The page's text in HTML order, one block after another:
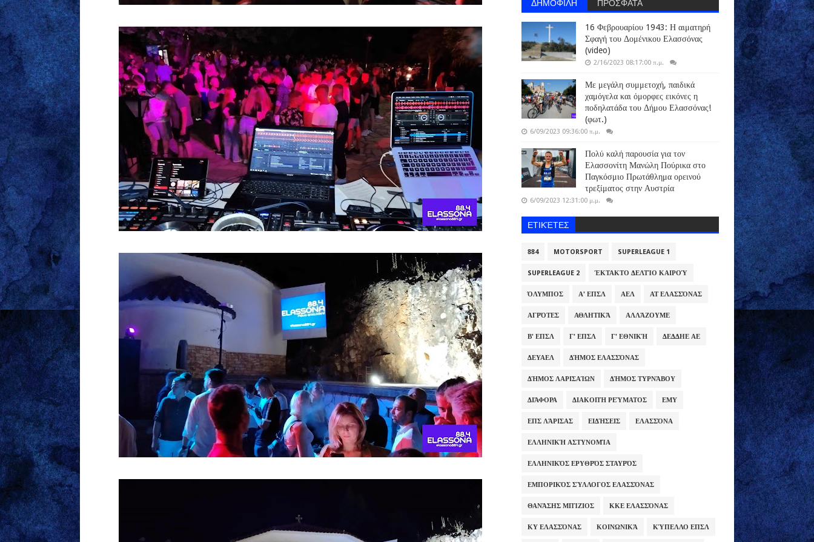
16 Φεβρουαρίου 1943: Η αιματηρή
Σφαγή του Δομένικου Ελασσόνας
(video)
2/16/2023 08:17:00 π.μ.
Με μεγάλη συμμετοχή, παιδικά
χαμόγελα και όμορφες εικόνες η
ποδηλατάδα του Δήμου Ελασσόνας!
(φωτ.)
6/09/2023 09:36:00 π.μ.
Πολύ καλή παρουσία για τον
Ελασσονίτη Μανώλη Πούρικα στο
Παγκόσμιο Πρωτάθλημα ορεινού
τρεξίματος στην Αυστρία
6/09/2023 12:31:00 μ.μ.
ΕΤΙΚΈΤΕΣ
884 MOTORSPORT SUPERLEAGUE 1
SUPERLEAGUE 2 ΈΚΤΑΚΤΟ ΔΕΛΤΊΟ ΚΑΙΡΟΎ
ΌΛΥΜΠΟΣ Α' ΕΠΣΛ ΑΕΛ ΑΤ ΕΛΑΣΣΌΝΑΣ
ΑΓΡΌΤΕΣ ΑΘΛΗΤΙΚΆ ΑΛΛΆΖΟΥΜΕ
Β' ΕΠΣΛ Γ' ΕΠΣΛ Γ' ΕΘΝΙΚΉ ΔΕΔΔΗΕ ΑΕ
ΔΕΥΑΕΛ ΔΉΜΟΣ ΕΛΑΣΣΌΝΑΣ
ΔΉΜΟΣ ΛΑΡΙΣΑΊΩΝ ΔΉΜΟΣ ΤΥΡΝΆΒΟΥ
ΔΙΆΦΟΡΑ ΔΙΑΚΟΠΉ ΡΕΎΜΑΤΟΣ ΕΜΥ
ΕΠΣ ΛΆΡΙΣΑΣ ΕΙΔΉΣΕΙΣ ΕΛΑΣΣΌΝΑ
ΕΛΛΗΝΙΚΉ ΑΣΤΥΝΟΜΊΑ
ΕΛΛΗΝΙΚΌΣ ΕΡΥΘΡΌΣ ΣΤΑΥΡΌΣ
ΕΜΠΟΡΙΚΌΣ ΣΎΛΛΟΓΟΣ ΕΛΑΣΣΌΝΑΣ
ΘΑΝΆΣΗΣ ΜΠΊΖΙΟΣ ΚΚΕ ΕΛΑΣΣΌΝΑΣ
ΚΥ ΕΛΑΣΣΌΝΑΣ ΚΟΙΝΩΝΙΚΆ ΚΎΠΕΛΛΟ ΕΠΣΛ